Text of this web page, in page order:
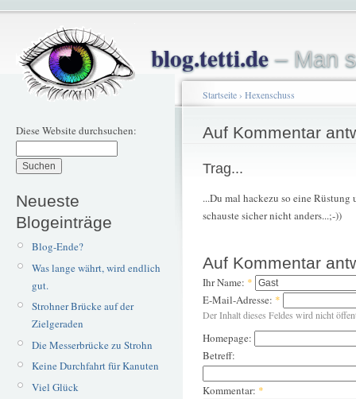
blog.tetti.de– Man
Diese Website durchsuchen:
Neueste
Blogeinträge
Blog-Ende?
Was lange währt, wird endlich
gut.
Strohner Brücke auf der
Zielgeraden
Die Messerbrücke zu Strohn
Keine Durchfahrt für Kanuten
Viel Glück
Startseite› Hexenschuss
Auf Kommentar
Trag...
...Du mal hackezu so eine
schauste sicher nicht anders...;-))
Auf Kommentar
Ihr Name: *
E-Mail-Adresse: *
Der Inhalt dieses Feldes wird nicht
Homepage:
Betreff:
Kommentar: *